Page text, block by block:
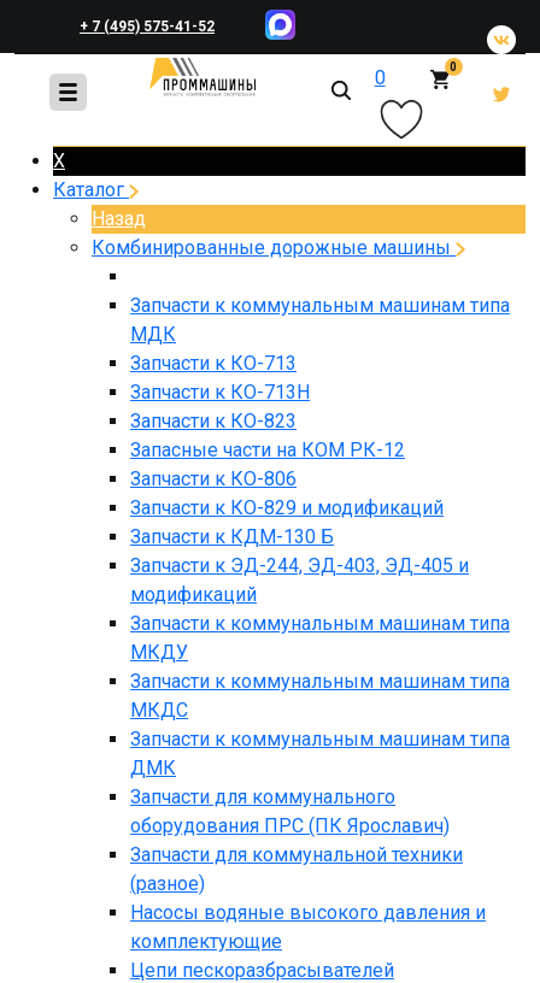
+ 7 (495) 575-41-52
+ 7 (495) 648-45-83 0 0
X
Каталог
Назад
Комбинированные дорожные машины
Запчасти к коммунальным машинам типа
МДК
Запчасти к КО-713
Запчасти к КО-713Н
Запчасти к КО-823
Запасные части на КОМ РК-12
Запчасти к КО-806
Запчасти к КО-829 и модификаций
Запчасти к КДМ-130 Б
Запчасти к ЭД-244, ЭД-403, ЭД-405 и
модификаций
Запчасти к коммунальным машинам типа
МКДУ
Запчасти к коммунальным машинам типа
МКДС
Запчасти к коммунальным машинам типа
ДМК
Запчасти для коммунального
оборудования ПРС (ПК Ярославич)
Запчасти для коммунальной техники
(разное)
Насосы водяные высокого давления и
комплектующие
Цепи пескоразбрасывателей